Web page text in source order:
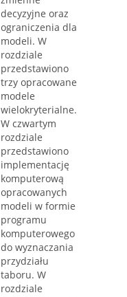
decyzyjne oraz
ograniczenia dla
modeli. W
rozdziale
przedstawiono
trzy opracowane
modele
wielokryterialne.
W czwartym
rozdziale
przedstawiono
implementację
komputerową
opracowanych
modeli w formie
programu
komputerowego
do wyznaczania
przydziału
taboru. W
rozdziale